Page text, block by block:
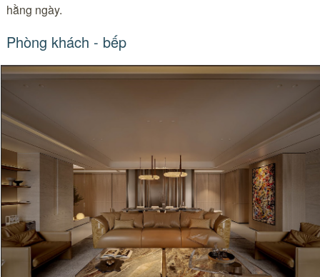
hằng ngày.
Phòng khách - bếp